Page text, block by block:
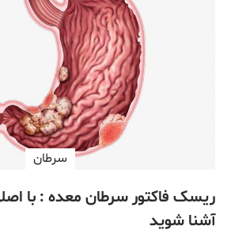
سرطان
ریسک فاکتور سرطان معده : با
آشنا شوید